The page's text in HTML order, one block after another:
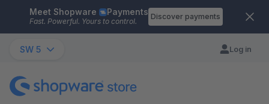
Skip to main content
Meet Shopware Payments
Fast. Powerful. Yours to control.
Discover payments
SW 5 Log in